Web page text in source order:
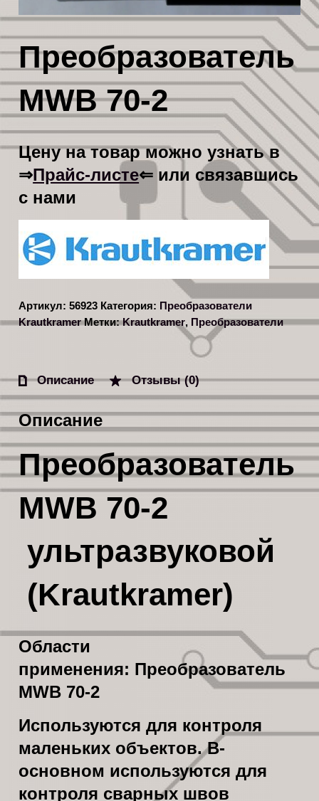
Преобразователь
MWB 70-2
Цену на товар можно узнать в
⇒Прайс-листе⇐ или связавшись
с нами
Артикул:56923 Категория: Преобразователи
Krautkramer Метки:Krautkramer, Преобразователи
Описание Отзывы (0)
Описание
Преобразователь
MWB 70-2
ультразвуковой
(Krautkramer)
Области
применения: Преобразователь
MWB 70-2
Используются для контроля
маленьких объектов. В-
основном используются для
контроля сварных швов